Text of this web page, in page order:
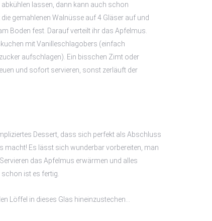
lassen, dann kann auch schon
gemahlenen Walnüsse auf 4 Gläser auf und
Boden fest. Darauf verteilt ihr das Apfelmus.
mit Vanilleschlagobers (einfach
aufschlagen). Ein bisschen Zimt oder
und sofort servieren, sonst zerläuft der
Dessert, dass sich perfekt als Abschluss
macht! Es lässt sich wunderbar vorbereiten, man
das Apfelmus erwärmen und alles
ist es fertig.
Löffel in dieses Glas hineinzustechen…